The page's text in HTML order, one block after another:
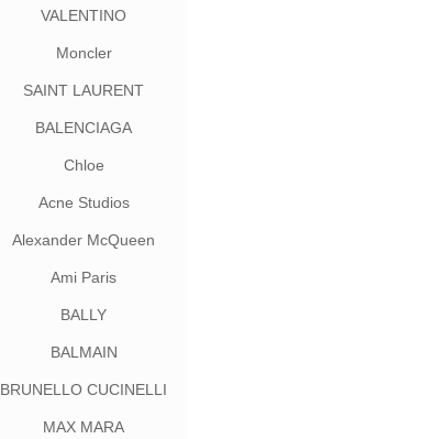
VALENTINO
Moncler
SAINT LAURENT
BALENCIAGA
Chloe
Acne Studios
Alexander McQueen
Ami Paris
BALLY
BALMAIN
BRUNELLO CUCINELLI
MAX MARA